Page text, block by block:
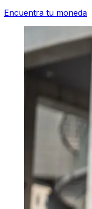
Encuentra tu moneda